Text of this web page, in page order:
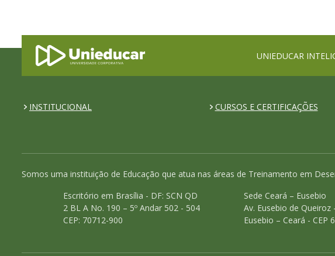
UNIEDUCAR
INSTITUCIONAL CURSOS E CERTIFICAÇÕES
Somos uma instituição de Educação que atua nas áreas de Treinamento em
Escritório em Brasília - DF: SCN QD
2 BL A No. 190 – 5º Andar 502 - 504
CEP: 70712-900
Sede Ceará – Eusebio
Av. Eusebio de
Eusebio – Ceará - CEP